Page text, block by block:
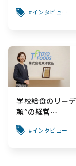
インタビュー
学校給食のリー
頼”の経営
へ繋ぐ挑戦～
インタビュー